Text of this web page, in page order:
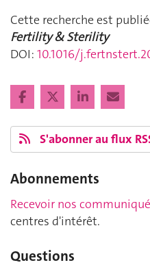
Cette recherche est
Fertility & Sterility
DOI: 10.1016/
S'abonner au flux
Abonnements
Recevoir nos
centres d'intérêt.
Questions